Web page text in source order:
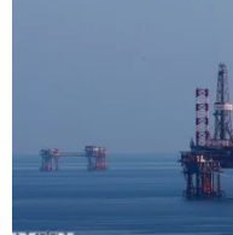
Ảnh
Theo RIA Novosti,
gốc đã xuất hiện ở
ra máu và sốt lên
nghiệm COVID và